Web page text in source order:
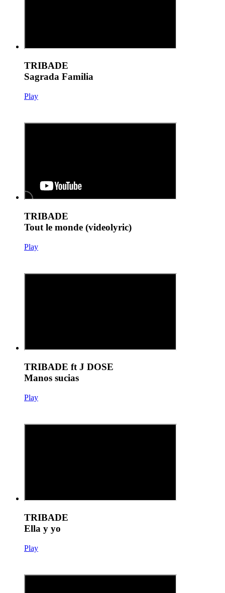
TRIBADE
Sagrada Familia
Play
TRIBADE
Tout le monde (videolyric)
Play
TRIBADE ft J DOSE
Manos sucias
Play
TRIBADE
Ella y yo
Play